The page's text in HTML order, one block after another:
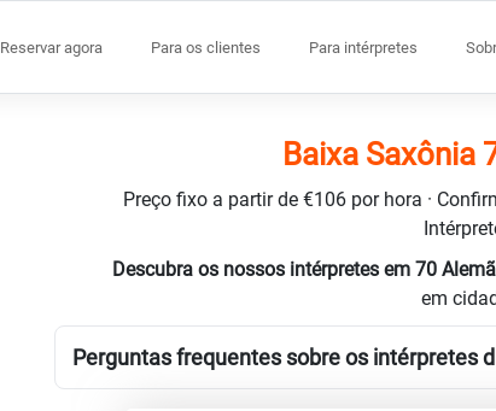
Reservar agora Para os clientes Para intérpretes
Baixa Saxônia
Preço fixo a partir de €106 por hora ·
Descubra os nossos intérpretes em 70
em
Perguntas frequentes sobre os intérpretes